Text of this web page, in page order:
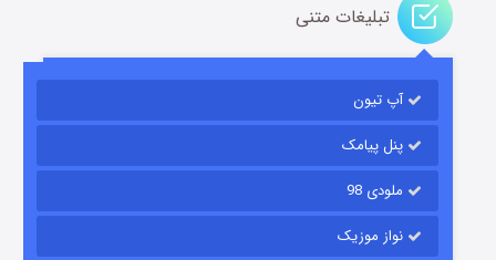
تبلیغات متنی
آپ تیون
پنل پیامک
ملودی 98
نواز موزیک